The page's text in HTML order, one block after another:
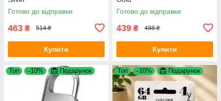
Готово до відправки
463 ₴ 514 ₴
Купити
Готово до відправки
439 ₴ 488 ₴
Купити
Топ –10% Подарунок Топ –10% Подарунок